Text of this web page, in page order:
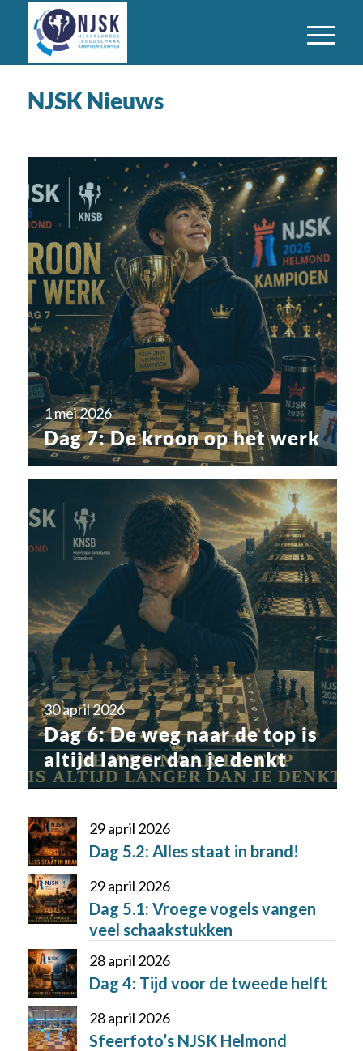
NJSK Nieuws
1 mei 2026
Dag 7: De kroon op het werk
30 april 2026
Dag 6: De weg naar de top is
altijd langer dan je denkt
29 april 2026
Dag 5.2: Alles staat in brand!
29 april 2026
Dag 5.1: Vroege vogels vangen
veel schaakstukken
28 april 2026
Dag 4: Tijd voor de tweede helft
28 april 2026
Sfeerfoto’s NJSK Helmond